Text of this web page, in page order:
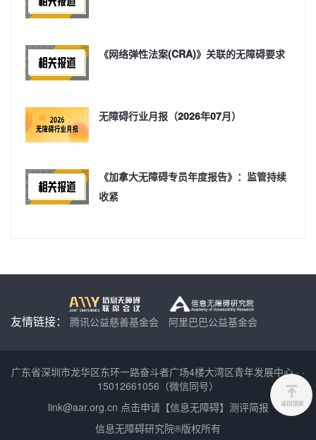
《网络弹性法案(CRA)》关联的无障碍要求
无障碍行业月报（2026年07月）
《加拿大无障碍专员年度报告》：监管持续
收紧
友情链接： 腾讯公益慈善基金会 阿里巴巴公益基金会
广东省深圳市龙华区东环一路奋斗者广场4楼大湾区青年发展中心· ·
15012661056（微信同号）
link@aar.org.cn 点击申请【信息无障碍】测评简报
信息无障碍研究院®版权所有